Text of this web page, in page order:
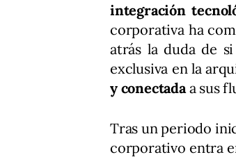
integración
corporativa ha
atrás la duda de
exclusiva en la
y conectada a sus
Tras un periodo
corporativo entra